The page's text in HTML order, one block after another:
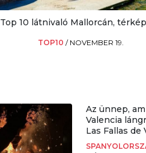
Top 10 látnivaló Mallorcán,
TOP10/ NOVEMBER 19.
Az ünnep,
Valencia
Las Fallas de